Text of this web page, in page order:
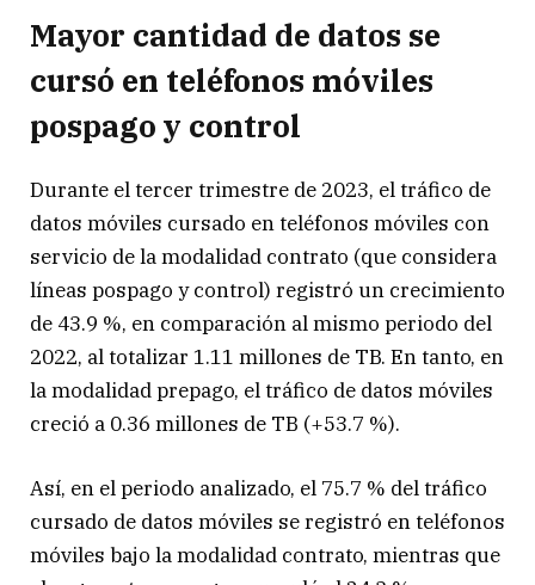
Mayor cantidad de datos se
cursó en teléfonos móviles
pospago y control
Durante el tercer trimestre de 2023, el tráfico de
datos móviles cursado en teléfonos móviles con
servicio de la modalidad contrato (que considera
líneas pospago y control) registró un crecimiento
de 43.9 %, en comparación al mismo periodo del
2022, al totalizar 1.11 millones de TB. En tanto, en
la modalidad prepago, el tráfico de datos móviles
creció a 0.36 millones de TB (+53.7 %).
Así, en el periodo analizado, el 75.7 % del tráfico
cursado de datos móviles se registró en teléfonos
móviles bajo la modalidad contrato, mientras que